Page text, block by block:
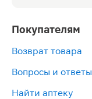
Покупателям
Возврат товара
Вопросы и ответы
Найти аптеку